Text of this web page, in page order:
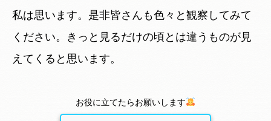
私は思います。是非皆さんも色々と観察してみて
ください。きっと見るだけの頃とは違うものが見
えてくると思います。
お役に立てたらお願いします